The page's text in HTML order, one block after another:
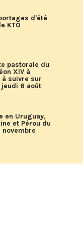
d'été
KTO
pastorale du
XIV à
à suivre sur
jeudi 6 août
en Uruguay,
et Pérou du
novembre